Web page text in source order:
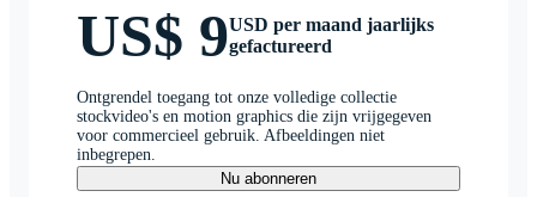
US$ 9USD per maand jaarlijks
gefactureerd
Ontgrendel toegang tot onze volledige collectie
stockvideo's en motion graphics die zijn vrijgegeven
voor commercieel gebruik. Afbeeldingen niet
inbegrepen.
Nu abonneren